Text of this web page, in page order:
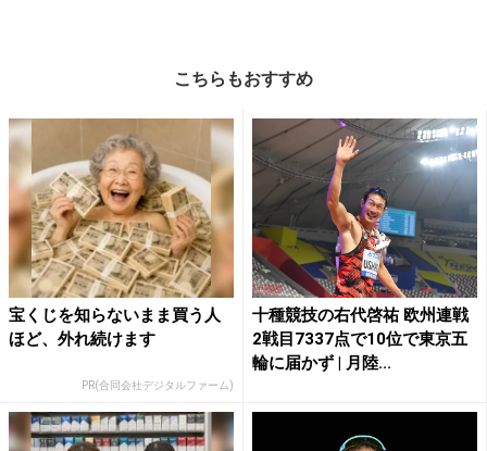
こちらもおすすめ
宝くじを知らないまま買う人
ほど、外れ続けます
PR(合同会社デジタルファーム)
十種競技の右代啓祐 欧州連戦
2戦目7337点で10位で東京五
輪に届かず | 月陸...